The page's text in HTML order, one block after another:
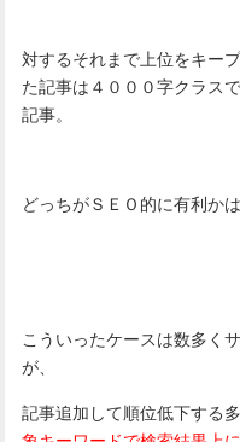
対するそれまで上位をキー
た記事は４０００字クラス
記事。
どっちがＳＥＯ的に有利か
こういったケースは数多く
が、
記事追加して順位低下する